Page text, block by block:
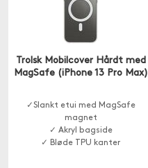
Trolsk Mobilcover Hårdt med
MagSafe (iPhone 13 Pro Max)
✓Slankt etui med MagSafe
magnet
✓ Akryl bagside
✓ Bløde TPU kanter